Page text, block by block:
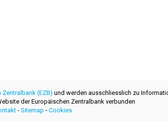
Zentralbank (EZB) und werden ausschliesslich zu
der Europäischen Zentralbank verbunden
- Sitemap - Cookies